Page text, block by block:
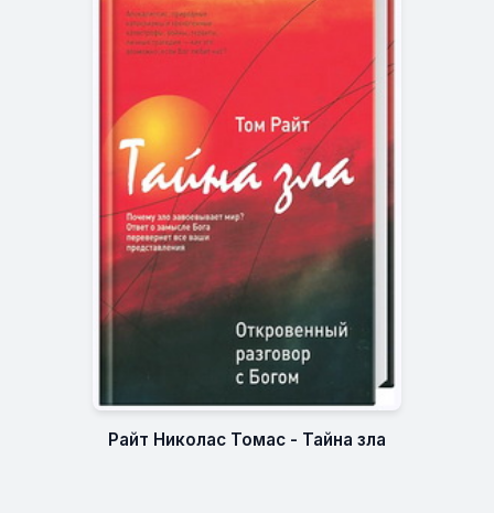
Райт Николас Томас - Тайна зла